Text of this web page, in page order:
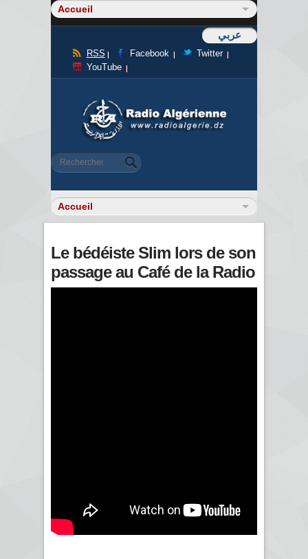
عربي
RSS Facebook
Twitter
YouTube
Formulaire de recherche
Rechercher
Le bédéiste ‪Slim‬ lors de son
passage au Café de la Radio‬